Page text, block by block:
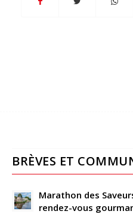
BRÈVES ET
Marathon des
rendez-vous